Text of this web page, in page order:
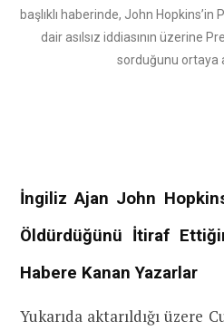
başlıklı haberinde, John Hopkins’in
dair asılsız iddiasının üzerine
sorduğunu ortaya
İngiliz Ajan John
Öldürdüğünü İtiraf
Habere Kanan Yazarlar
Yukarıda aktarıldığı üzere